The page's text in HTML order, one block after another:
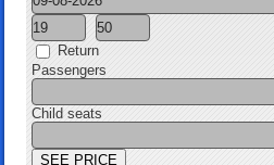
Return
Passengers
Child seats